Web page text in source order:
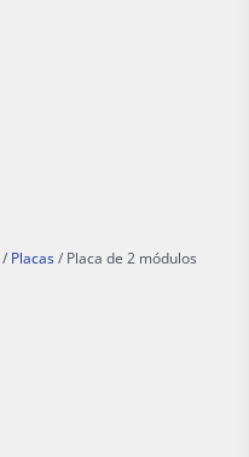
/ Placas / Placa de 2 módulos